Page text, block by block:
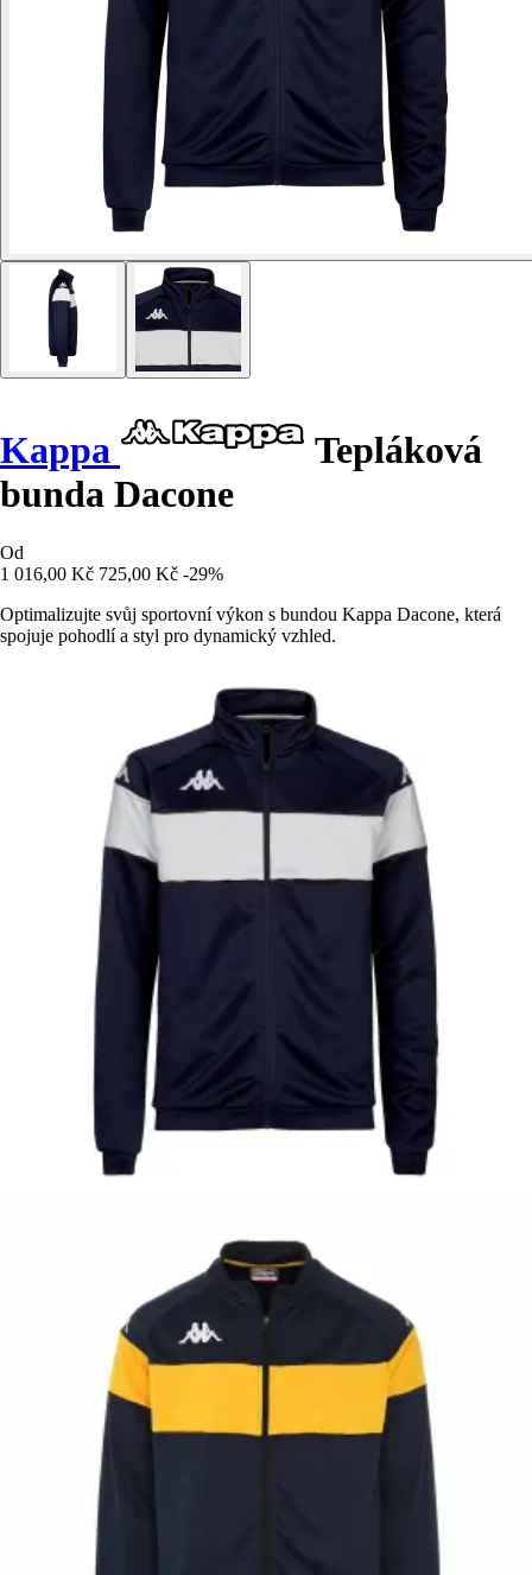
Kappa
Tepláková
bunda Dacone
Od
1 016,00 Kč 725,00 Kč -29%
Optimalizujte svůj sportovní výkon s bundou Kappa Dacone, která
spojuje pohodlí a styl pro dynamický vzhled.